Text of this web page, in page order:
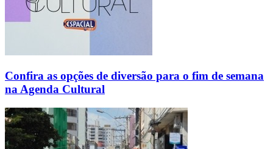
Confira as opções de diversão para o fim de semana
na Agenda Cultural